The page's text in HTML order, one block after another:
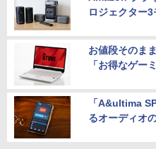
ロジェクター
お値段そのま
「お得なゲー
「A&ultima
るオーディオ